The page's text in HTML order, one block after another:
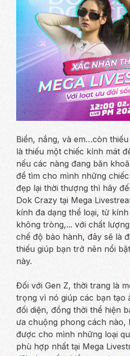
Biển, nắng, và em…còn
là thiếu một chiếc kính mát
nếu các nàng đang băn
để tìm cho mình những
đẹp lại thời thượng thì hãy
Dok Crazy tại Mega
kính đa dạng thể loại, từ
không tròng,... với chất
chế độ bảo hành, đây sẽ là
thiếu giúp bạn trở nên nổi
này.
Đối với Gen Z, thời trang là
trọng vì nó giúp các bạn tạo
đối diện, đồng thời thể hiện
ưa chuộng phong cách nào,
được cho mình những loại
phù hợp nhất tại Mega